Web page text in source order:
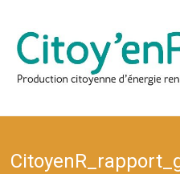
content